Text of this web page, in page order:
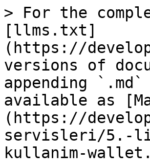
> For the
[llms.txt]
(https://
versions of
appending
available as
(https://
servisleri/5.-
kullanim-